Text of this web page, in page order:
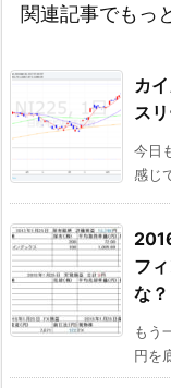
関連記事でもっ
カ
ス
今日
感じ
フ
な？
もう
円を